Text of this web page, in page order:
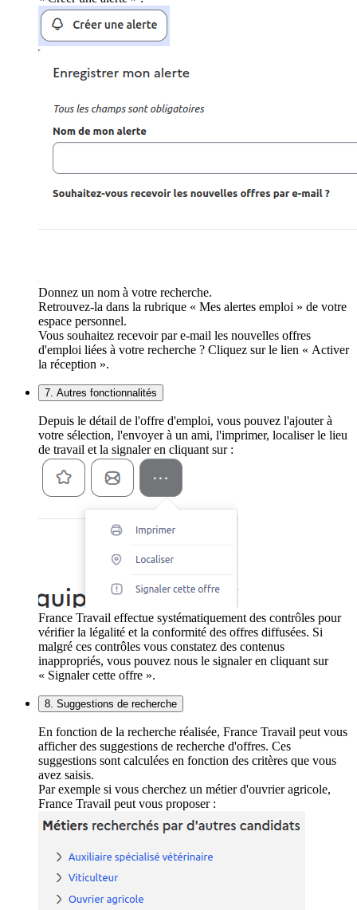
Donnez un nom à votre recherche.
Retrouvez-la dans la rubrique « Mes alertes emploi » de votre
espace personnel.
Vous souhaitez recevoir par e-mail les nouvelles offres
d'emploi liées à votre recherche ? Cliquez sur le lien « Activer
la réception ».
7. Autres fonctionnalités
Depuis le détail de l'offre d'emploi, vous pouvez l'ajouter à
votre sélection, l'envoyer à un ami, l'imprimer, localiser le lieu
de travail et la signaler en cliquant sur :
France Travail effectue systématiquement des contrôles pour
vérifier la légalité et la conformité des offres diffusées. Si
malgré ces contrôles vous constatez des contenus
inappropriés, vous pouvez nous le signaler en cliquant sur
« Signaler cette offre ».
8. Suggestions de recherche
En fonction de la recherche réalisée, France Travail peut vous
afficher des suggestions de recherche d'offres. Ces
suggestions sont calculées en fonction des critères que vous
avez saisis.
Par exemple si vous cherchez un métier d'ouvrier agricole,
France Travail peut vous proposer :